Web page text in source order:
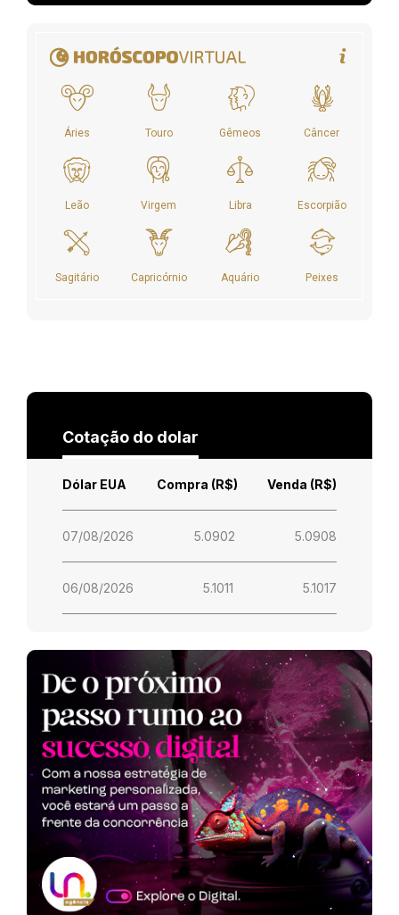
Cotação do dolar
Dólar EUA Compra (R$) Venda (R$)
07/08/2026 5.0902 5.0908
06/08/2026 5.1011 5.1017